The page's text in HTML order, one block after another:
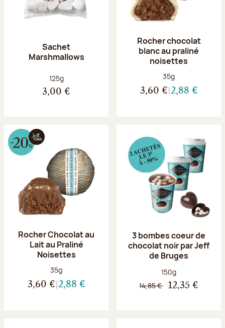
Sachet
Marshmallows
Poids net :
125g
3,00 €
Rocher chocolat
blanc au praliné
noisettes
Poids net :
35g
3,60 € 2,88 €
Rocher Chocolat au
Lait au Praliné
Noisettes
Poids net :
35g
3,60 € 2,88 €
3 bombes coeur de
chocolat noir par Jeff
de Bruges
Poids net :
150g
14,85 € 12,35 €